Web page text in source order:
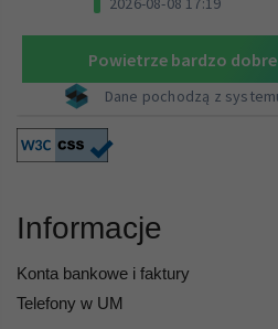
Informacje
Konta bankowe i faktury
Telefony w UM